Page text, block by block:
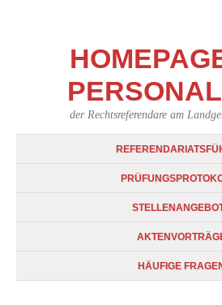
der Rechtsreferendare am
HÄUFIGE